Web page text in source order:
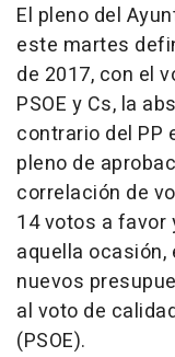
El pleno del
este martes
de 2017, con el
PSOE y Cs, la
contrario del PP
pleno de
correlación de
14 votos a favor
aquella
nuevos
al voto de
(PSOE).